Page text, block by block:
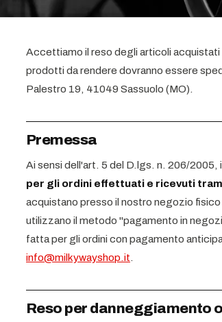
Accettiamo il reso degli articoli
prodotti da rendere dovranno essere
Palestro 19, 41049 Sassuolo (MO).
Premessa
Ai sensi dell'art. 5 del D.lgs. n. 206/2005,
per gli ordini effettuati e ricevuti
acquistano presso il nostro negozio
utilizzano il metodo "pagamento in
fatta per gli ordini con pagamento
info@milkywayshop.it
Reso per danneggiamento